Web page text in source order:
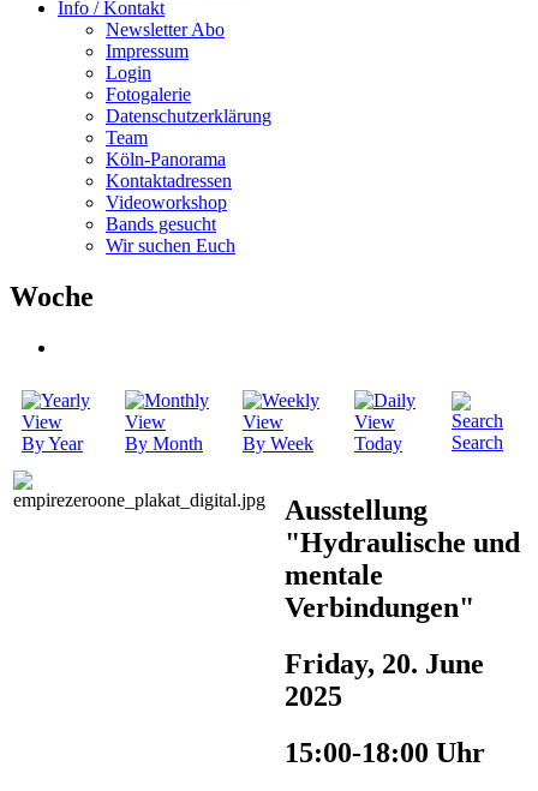
Info / Kontakt
Newsletter Abo
Impressum
Login
Fotogalerie
Datenschutzerklärung
Team
Köln-Panorama
Kontaktadressen
Videoworkshop
Bands gesucht
Wir suchen Euch
Woche
By Year By Month By Week Today Search
Ausstellung
"Hydraulische und
mentale
Verbindungen"
Friday, 20. June
2025
15:00-18:00 Uhr